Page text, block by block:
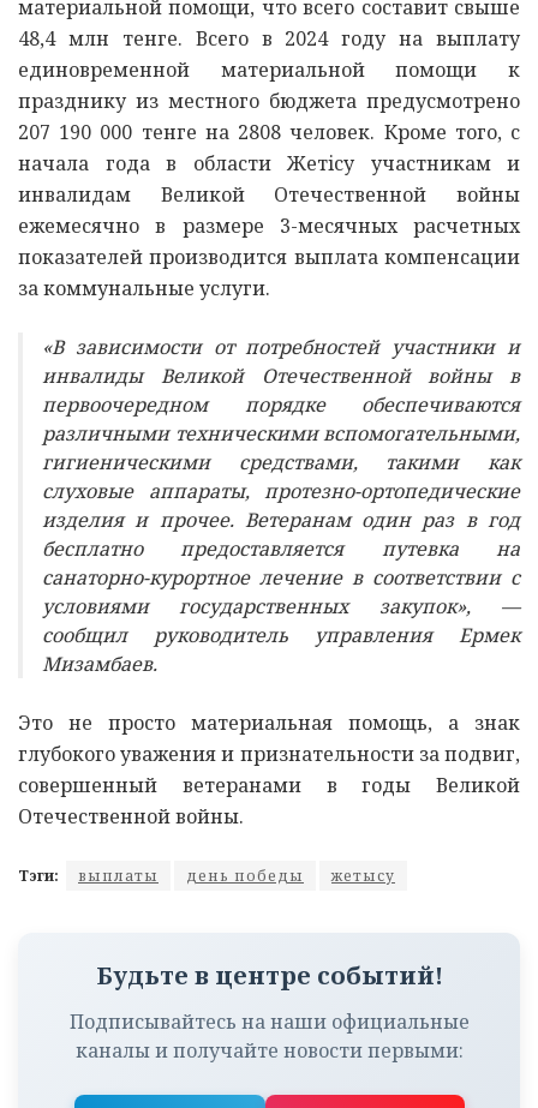
материальной помощи, что всего составит свыше
48,4 млн тенге. Всего в 2024 году на выплату
единовременной материальной помощи к
празднику из местного бюджета предусмотрено
207 190 000 тенге на 2808 человек. Кроме того, с
начала года в области Жетiсу участникам и
инвалидам Великой Отечественной войны
ежемесячно в размере 3-месячных расчетных
показателей производится выплата компенсации
за коммунальные услуги.
«В зависимости от потребностей участники и
инвалиды Великой Отечественной войны в
первоочередном порядке обеспечиваются
различными техническими вспомогательными,
гигиеническими средствами, такими как
слуховые аппараты, протезно-ортопедические
изделия и прочее. Ветеранам один раз в год
бесплатно предоставляется путевка на
санаторно-курортное лечение в соответствии с
условиями государственных закупок», —
сообщил руководитель управления Ермек
Мизамбаев.
Это не просто материальная помощь, а знак
глубокого уважения и признательности за подвиг,
совершенный ветеранами в годы Великой
Отечественной войны.
Тэги: выплаты день победы жетысу
Будьте в центре событий!
Подписывайтесь на наши официальные
каналы и получайте новости первыми: